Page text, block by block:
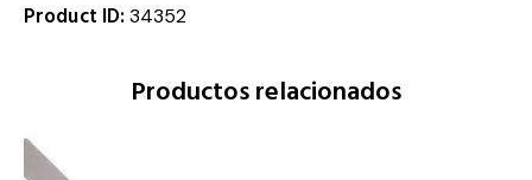
Product ID:34352
Productos relacionados